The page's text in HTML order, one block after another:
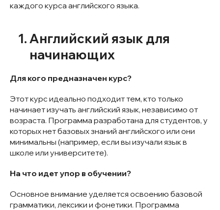
каждого курса английского языка.
Английский язык для
начинающих
Для кого предназначен курс?
Этот курс идеально подходит тем, кто только
начинает изучать английский язык, независимо от
возраста. Программа разработана для студентов, у
которых нет базовых знаний английского или они
минимальны (например, если вы изучали язык в
школе или университете).
На что идет упор в обучении?
Основное внимание уделяется освоению базовой
грамматики, лексики и фонетики. Программа